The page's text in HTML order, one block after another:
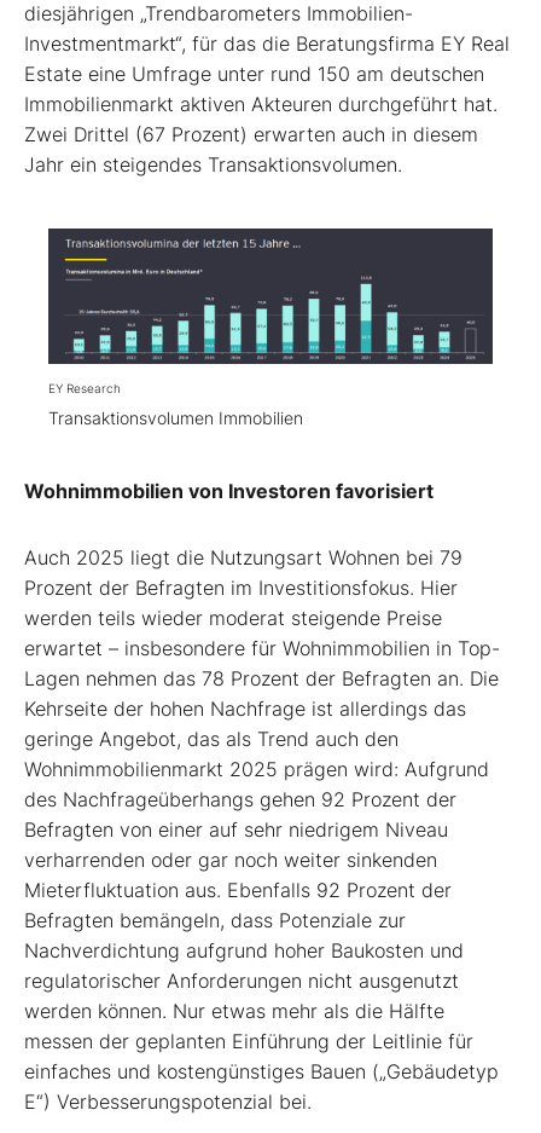
diesjährigen „Trendbarometers Immobilien-
Investmentmarkt“, für das die Beratungsfirma EY Real
Estate eine Umfrage unter rund 150 am deutschen
Immobilienmarkt aktiven Akteuren durchgeführt hat.
Zwei Drittel (67 Prozent) erwarten auch in diesem
Jahr ein steigendes Transaktionsvolumen.
EY Research
Transaktionsvolumen Immobilien
Wohnimmobilien von Investoren favorisiert
Auch 2025 liegt die Nutzungsart Wohnen bei 79
Prozent der Befragten im Investitionsfokus. Hier
werden teils wieder moderat steigende Preise
erwartet – insbesondere für Wohnimmobilien in Top-
Lagen nehmen das 78 Prozent der Befragten an. Die
Kehrseite der hohen Nachfrage ist allerdings das
geringe Angebot, das als Trend auch den
Wohnimmobilienmarkt 2025 prägen wird: Aufgrund
des Nachfrageüberhangs gehen 92 Prozent der
Befragten von einer auf sehr niedrigem Niveau
verharrenden oder gar noch weiter sinkenden
Mieterfluktuation aus. Ebenfalls 92 Prozent der
Befragten bemängeln, dass Potenziale zur
Nachverdichtung aufgrund hoher Baukosten und
regulatorischer Anforderungen nicht ausgenutzt
werden können. Nur etwas mehr als die Hälfte
messen der geplanten Einführung der Leitlinie für
einfaches und kostengünstiges Bauen („Gebäudetyp
E“) Verbesserungspotenzial bei.